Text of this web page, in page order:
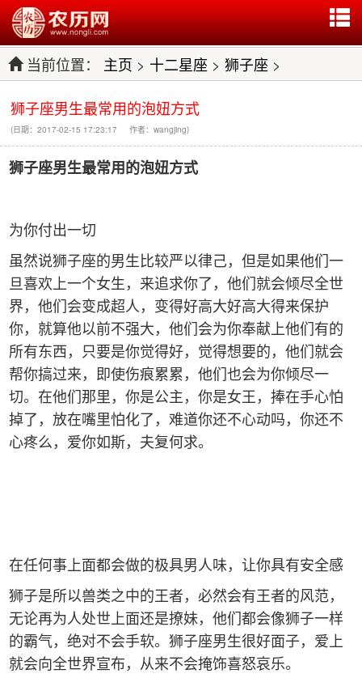
当前位置： 主页 > 十二星座 > 狮子座 >
狮子座男生最常用的泡妞方式
(日期：2017-02-15 17:23:17 作者：wangjing)
狮子座男生最常用的泡妞方式
为你付出一切
虽然说狮子座的男生比较严以律己，但是如果他们一
旦喜欢上一个女生，来追求你了，他们就会倾尽全世
界，他们会变成超人，变得好高大好高大得来保护
你，就算他以前不强大，他们会为你奉献上他们有的
所有东西，只要是你觉得好，觉得想要的，他们就会
帮你搞过来，即使伤痕累累，他们也会为你倾尽一
切。在他们那里，你是公主，你是女王，捧在手心怕
掉了，放在嘴里怕化了，难道你还不心动吗，你还不
心疼么，爱你如斯，夫复何求。
在任何事上面都会做的极具男人味，让你具有安全感
狮子是所以兽类之中的王者，必然会有王者的风范，
无论再为人处世上面还是撩妹，他们都会像狮子一样
的霸气，绝对不会手软。狮子座男生很好面子，爱上
就会向全世界宣布，从来不会掩饰喜怒哀乐。